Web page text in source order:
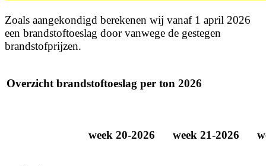
Zoals aangekondigd berekenen wij vanaf 1 april 2026
een brandstoftoeslag door vanwege de gestegen
brandstofprijzen.
Overzicht brandstoftoeslag per ton 2026
week 20-2026 week 21-2026